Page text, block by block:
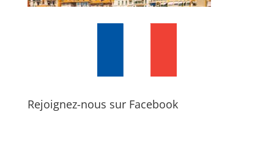
Rejoignez-nous sur Facebook